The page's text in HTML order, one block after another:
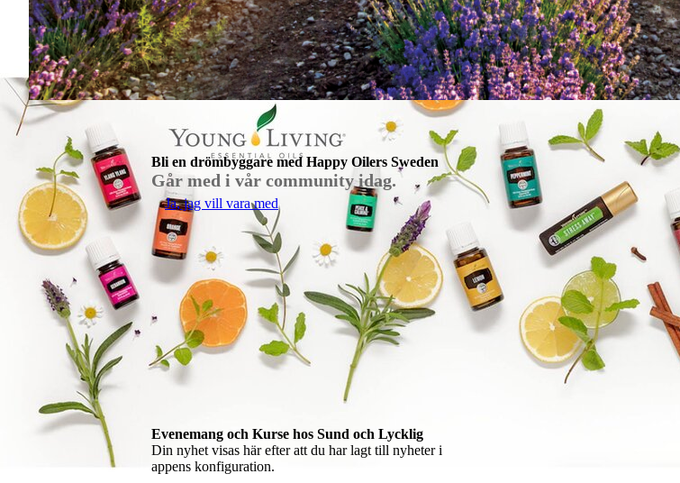
Bli en drömbyggare med Happy Oilers Sweden
Går med i vår community idag.
Ja, jag vill vara med
Evenemang och Kurse hos Sund och Lycklig
Din nyhet visas här efter att du har lagt till nyheter i
appens konfiguration.